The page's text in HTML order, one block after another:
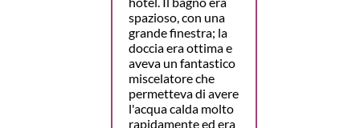
spazioso, con una
grande finestra; la
doccia era ottima e
aveva un fantastico
miscelatore che
permetteva di avere
l'acqua calda molto
rapidamente ed era